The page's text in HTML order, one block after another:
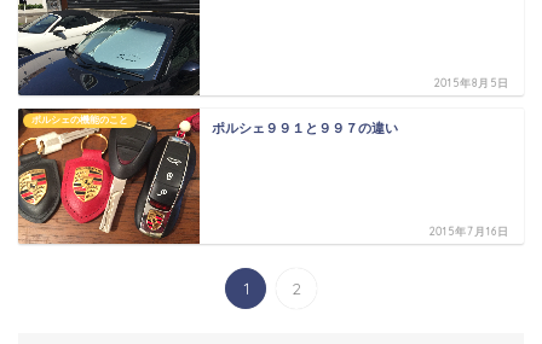
2015年8月5日
ポルシェの機能のこと
ポルシェ９９１と９９７の違い
2015年7月16日
1 2